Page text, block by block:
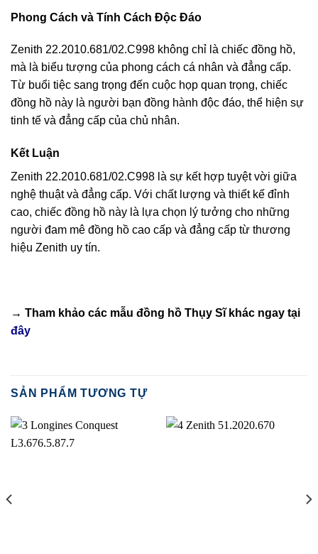
Phong Cách và Tính Cách Độc Đáo
Zenith 22.2010.681/02.C998 không chỉ là chiếc đồng hồ,
mà là biểu tượng của phong cách cá nhân và đẳng cấp.
Từ buổi tiệc sang trọng đến cuộc họp quan trọng, chiếc
đồng hồ này là người bạn đồng hành độc đáo, thể hiện sự
tinh tế và đẳng cấp của chủ nhân.
Kết Luận
Zenith 22.2010.681/02.C998 là sự kết hợp tuyệt vời giữa
nghệ thuật và đẳng cấp. Với chất lượng và thiết kế đỉnh
cao, chiếc đồng hồ này là lựa chọn lý tưởng cho những
người đam mê đồng hồ cao cấp và đẳng cấp từ thương
hiệu Zenith uy tín.
→ Tham khảo các mẫu đồng hồ Thụy Sĩkhác ngay tại
đây
SẢN PHẨM TƯƠNG TỰ